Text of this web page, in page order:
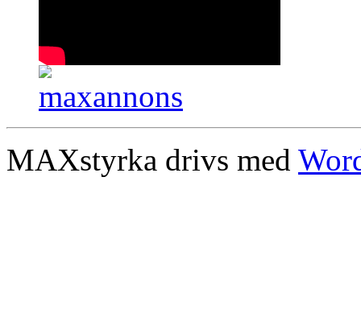
MAXstyrka drivs med